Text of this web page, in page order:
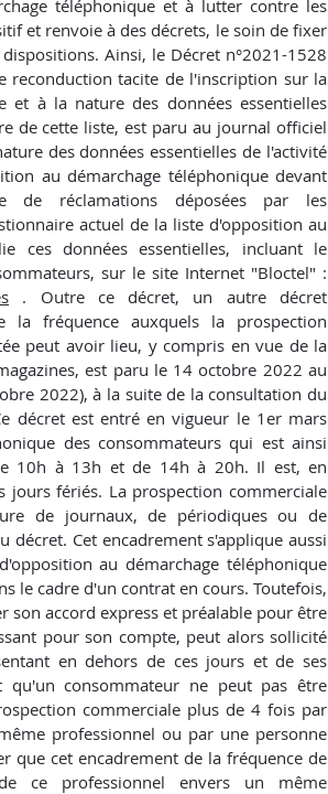
téléphonique et à lutter contre les
et renvoie à des décrets, le soin de fixer
Ainsi, le Décret n°2021-1528
tacite de l'inscription sur la
et à la nature des données essentielles
de cette liste, est paru au journal officiel
des données essentielles de l'activité
au démarchage téléphonique devant
de réclamations déposées par les
actuel de la liste d'opposition au
ces données essentielles, incluant le
. Outre ce décret, un autre décret
fréquence auxquels la prospection
peut avoir lieu, y compris en vue de la
est paru le 14 octobre 2022 au
2022), à la suite de la consultation du
décret est entré en vigueur le 1er mars
des consommateurs qui est ainsi
10h à 13h et de 14h à 20h. Il est, en
fériés. La prospection commerciale
de journaux, de périodiques ou de
décret. Cet encadrement s'applique aussi
au démarchage téléphonique
le cadre d'un contrat en cours. Toutefois,
son accord express et préalable pour être
pour son compte, peut alors sollicité
en dehors de ces jours et de ses
qu'un consommateur ne peut pas être
commerciale plus de 4 fois par
professionnel ou par une personne
que cet encadrement de la fréquence de
ce professionnel envers un même